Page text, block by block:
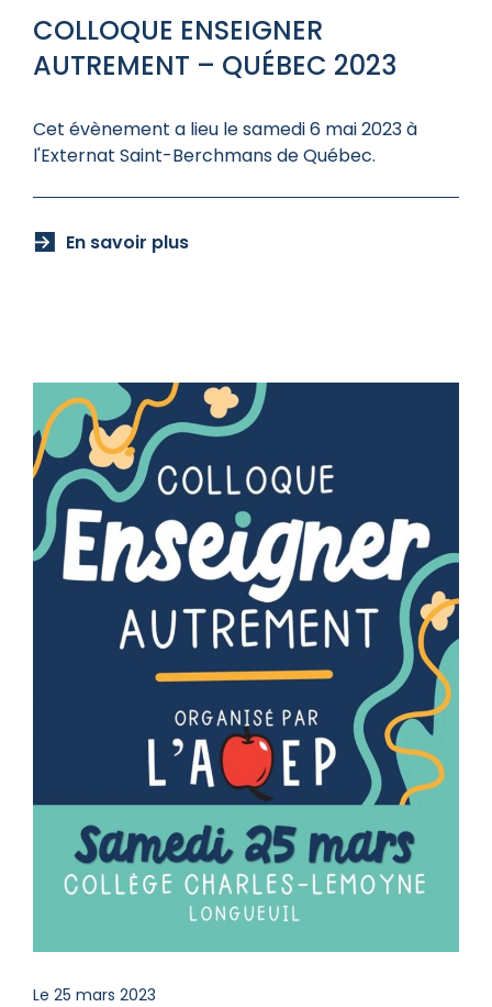
COLLOQUE ENSEIGNER
AUTREMENT – QUÉBEC 2023
Cet évènement a lieu le samedi 6 mai 2023 à
l'Externat Saint-Berchmans de Québec.
En savoir plus
Le 25 mars 2023